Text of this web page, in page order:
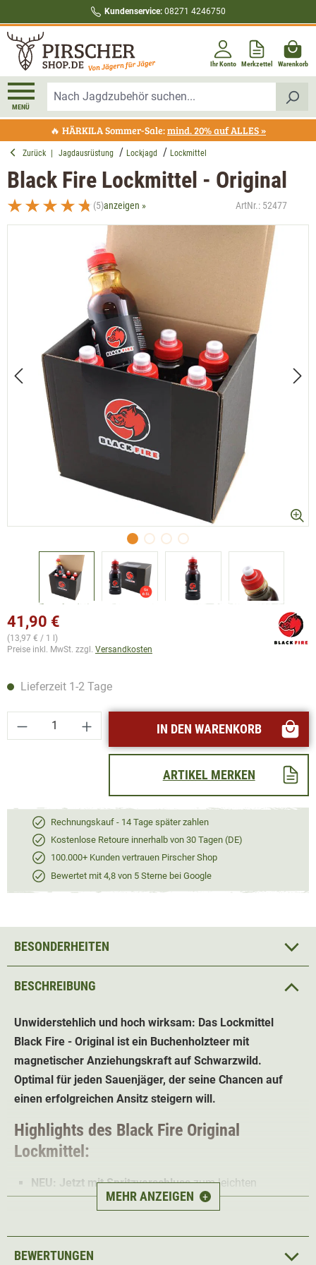
Kundenservice: 08271 4246750
Ihr Konto Merkzettel Warenkorb
MENÜ
🔥 HÄRKILA Sommer-Sale:mind. 20% auf ALLES »
Zurück Jagdausrüstung Lockjagd Lockmittel
Black Fire Lockmittel - Original
(5)anzeigen » ArtNr.: 52477
Bildergalerie überspringen
41,90 €
(13,97 € / 1 l)
Preise inkl. MwSt. zzgl. Versandkosten
Lieferzeit 1-2 Tage
Produkt Anzahl: Gib den gewünschten
IN DEN WARENKORB
ARTIKEL MERKEN
Rechnungskauf - 14 Tage später zahlen
Kostenlose Retoure innerhalb von 30 Tagen (DE)
100.000+ Kunden vertrauen Pirscher Shop
Bewertet mit 4,8 von 5 Sterne bei Google
BESCHREIBUNG
Unwiderstehlich und hoch wirksam: Das Lockmittel
Black Fire - Original ist ein Buchenholzteer mit
magnetischer Anziehungskraft auf Schwarzwild.
Optimal für jeden Sauenjäger, der seine Chancen auf
einen erfolgreichen Ansitz steigern will.
Highlights des Black Fire Original
Lockmittel:
NEU: Jetzt mit Spritzverschlusszum leichten
anderen Lockdüften
100% natürliche Zutaten
MEHR ANZEIGEN +
BESONDERHEITEN
BEWERTUNGEN